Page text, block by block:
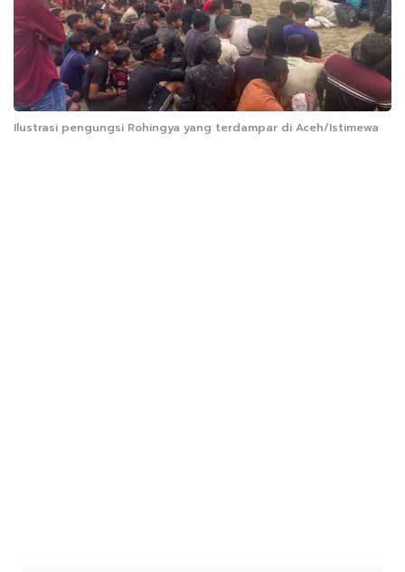
Ilustrasi pengungsi Rohingya yang terdampar di Aceh/Istimewa